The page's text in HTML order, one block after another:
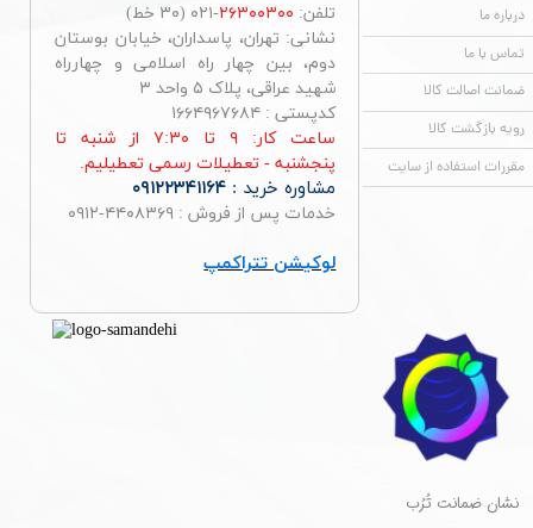
درباره ما
تماس با ما
ضمانت اصالت کالا
رویه بازگشت کالا
مقررات استفاده از سایت
​نشان ضمانت تُرُب
تلفن: ۲۶۳۰۰۳۰۰-۰۲۱ (۳۰ خط)
نشانی: تهران، پاسداران، خیابان بوستان
دوم، بین چهار راه اسلامی و چهارراه
شهید عراقی، پلاک ۵ واحد ۳
کدپستی : ۱۶۶۴۹۶۷۶۸۴
ساعت کار: ۹ تا ۷:۳۰ از شنبه تا
پنجشنبه - تعطیلات رسمی تعطیلیم.
مشاوره خرید : ۰۹۱۲۲۳۴۱۱۶۴
خدمات پس از فروش : ۴۴۰۸۳۶۹-۰۹۱۲
لوکیشن تتراکمپ